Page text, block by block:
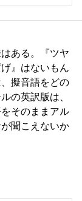
ある。『ツヤ
』はないもん
擬音語をどの
の英訳版は、
そのままアル
聞こえないか